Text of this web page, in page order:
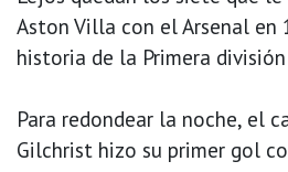
Aston Villa con el Arsenal en
historia de la Primera
Para redondear la noche, el
Gilchrist hizo su primer gol